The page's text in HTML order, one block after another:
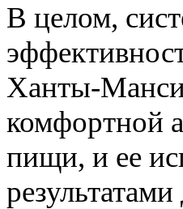
В целом,
Ханты-
комфортной
пищи, и ее